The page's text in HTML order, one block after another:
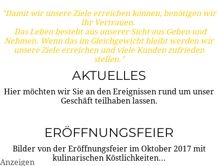
"Damit wir unsere Ziele erreichen können, benötigen wir
Ihr Vertrauen.
Das Leben besteht aus unserer Sicht aus Geben und
Nehmen. Wenn das im Gleichgewicht bleibt werden wir
unsere Ziele erreichen und viele Kunden zufrieden
stellen."
AKTUELLES
Hier möchten wir Sie an den Ereignissen rund um unser
Geschäft teilhaben lassen.
ERÖFFNUNGSFEIER
Bilder von der Eröffnungsfeier im Oktober 2017 mit
kulinarischen Köstlichkeiten...
Anzeigen